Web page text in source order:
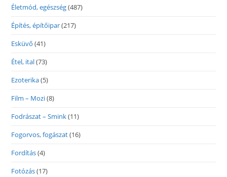
Életmód, egészség(487)
Építés, építőipar(217)
Esküvő (41)
Étel, ital(73)
Ezoterika(5)
Film – Mozi(8)
Fodrászat – Smink(11)
Fogorvos, fogászat(16)
Fordítás(4)
Fotózás(17)